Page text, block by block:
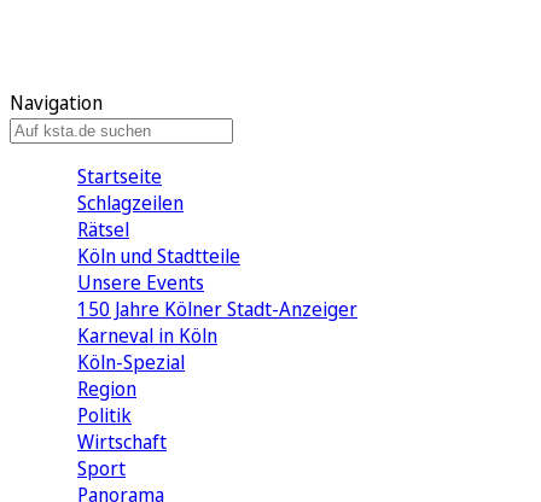
Navigation
Startseite
Schlagzeilen
Rätsel
Köln und Stadtteile
Unsere Events
150 Jahre Kölner Stadt-Anzeiger
Karneval in Köln
Köln-Spezial
Region
Politik
Wirtschaft
Sport
Panorama